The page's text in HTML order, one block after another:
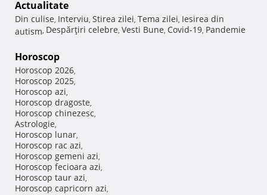
Actualitate
Din culise, Interviu, Stirea zilei, Tema zilei, Iesirea din
autism, Despărţiri celebre, Vesti Bune, Covid-19, Pandemie
Horoscop
Horoscop 2026,
Horoscop 2025,
Horoscop azi,
Horoscop dragoste,
Horoscop chinezesc,
Astrologie,
Horoscop lunar,
Horoscop rac azi,
Horoscop gemeni azi,
Horoscop fecioara azi,
Horoscop taur azi,
Horoscop capricorn azi,